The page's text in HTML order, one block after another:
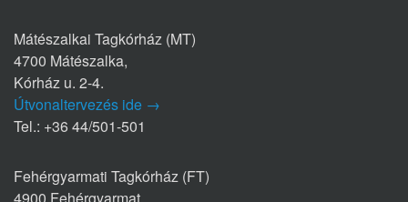
Mátészalkai Tagkórház (MT)
4700 Mátészalka,
Kórház u. 2-4.
Útvonaltervezés ide →
Tel.: +36 44/501-501
Fehérgyarmati Tagkórház (FT)
4900 Fehérgyarmat,